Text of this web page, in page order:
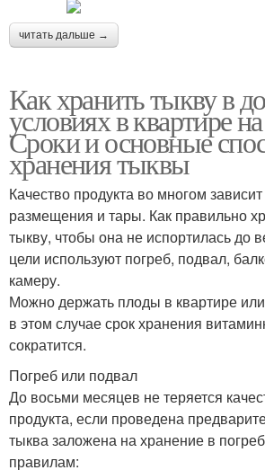
читать дальше →
Как хранить тыкву в
условиях в квартире
Сроки и основные
хранения тыквы
Качество продукта во многом
размещения и тары. Как правильно
тыкву, чтобы она не испортилась до
цели используют погреб, подвал,
камеру.
Можно держать плоды в квартире
в этом случае срок хранения
сократится.
Погреб или подвал
До восьми месяцев не теряется
продукта, если проведена
тыква заложена на хранение в
правилам: